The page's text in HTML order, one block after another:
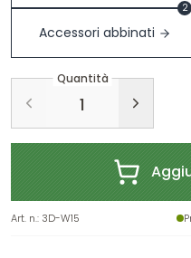
Accessori abbinati
2
Quantità
Art. n.: 3D-W15